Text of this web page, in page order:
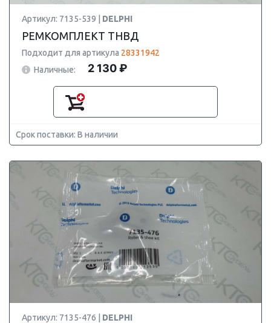
Артикул: 7135-539 | DELPHI
РЕМКОМПЛЕКТ ТНВД
Подходит для артикула 28331942
Наличные:
2 130 ₽
Срок поставки: В наличии
Артикул: 7135-476 | DELPHI